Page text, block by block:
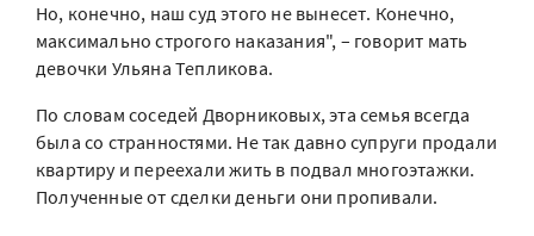
Но, конечно, наш суд этого не вынесет. Конечно,
максимально строгого наказания", – говорит мать
девочки Ульяна Тепликова.
По словам соседей Дворниковых, эта семья всегда
была со странностями. Не так давно супруги продали
квартиру и переехали жить в подвал многоэтажки.
Полученные от сделки деньги они пропивали.